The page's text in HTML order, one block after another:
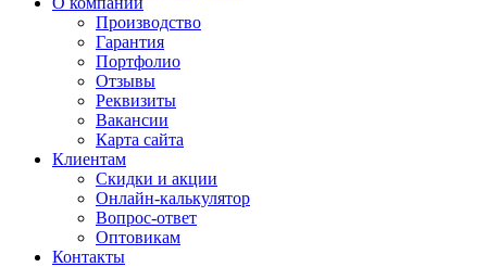
Производство
Гарантия
Портфолио
Отзывы
Реквизиты
Вакансии
Карта сайта
Клиентам
Скидки и акции
Онлайн-калькулятор
Вопрос-ответ
Оптовикам
Контакты